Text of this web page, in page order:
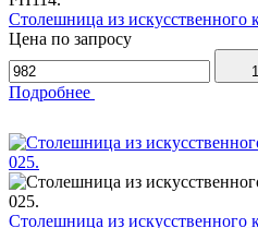
Столешница из искусственного
Цена по запросу
Подробнее
Столешница из искусственного